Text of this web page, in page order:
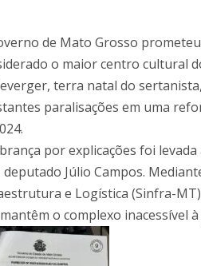
de Mato Grosso
o maior centro cultural
terra natal do
paralisações em uma
por explicações foi
deputado Júlio Campos.
e Logística (Sinfra-
o complexo inacessível